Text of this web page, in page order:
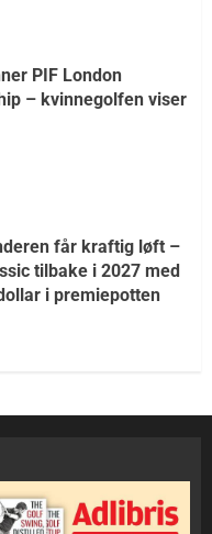
PIF London
– kvinnegolfen viser
får kraftig løft –
tilbake i 2027 med
i premiepotten